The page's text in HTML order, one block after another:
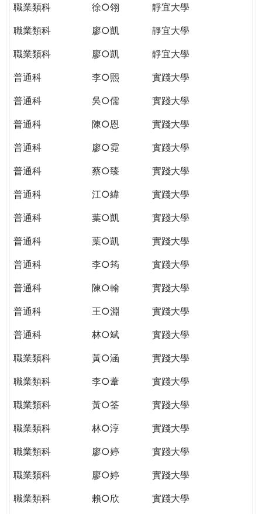
職業類科
徐○翎
靜宜大學
職業類科
廖○凱
靜宜大學
職業類科
廖○凱
靜宜大學
普通科
李○熙
實踐大學
普通科
吳○儒
實踐大學
普通科
陳○恩
實踐大學
普通科
廖○霓
實踐大學
普通科
蔡○臻
實踐大學
普通科
江○緯
實踐大學
普通科
葉○凱
實踐大學
普通科
葉○凱
實踐大學
普通科
李○筠
實踐大學
普通科
陳○翰
實踐大學
普通科
王○淵
實踐大學
普通科
林○斌
實踐大學
職業類科
黃○涵
實踐大學
職業類科
李○葦
實踐大學
職業類科
黃○筌
實踐大學
職業類科
林○淳
實踐大學
職業類科
廖○婷
實踐大學
職業類科
廖○婷
實踐大學
職業類科
賴○欣
實踐大學